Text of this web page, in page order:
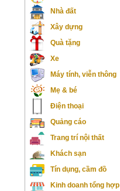
Nhà đất
Xây dựng
Quà tặng
Xe
Máy tính, viễn thông
Mẹ & bé
Điện thoại
Quảng cáo
Trang trí nội thất
Khách sạn
Tín dụng, cầm đồ
Kinh doanh tổng hợp